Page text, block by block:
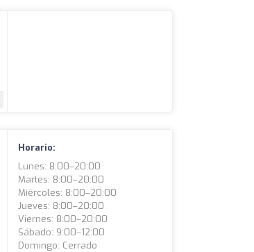
Horario:
Lunes: 8:00–20:00
Martes: 8:00–20:00
Miércoles: 8:00–20:00
Jueves: 8:00–20:00
Viernes: 8:00–20:00
Sábado: 9:00–12:00
Domingo: Cerrado